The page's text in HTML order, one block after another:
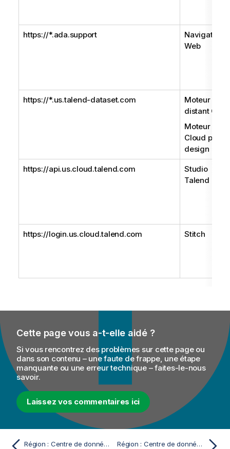
https://*.ada.support
Navigateur
Web
https://*.us.talend-dataset.com
Moteur
distant Gen2
Moteur
Cloud pour
design
https://api.us.cloud.talend.com
Studio
Talend
https://login.us.cloud.talend.com Stitch
Cette page vous a-t-elle aidé ?
Si vous rencontrez des problèmes sur cette page ou
dans son contenu – une faute de frappe, une étape
manquante ou une erreur technique – faites-le-nous
savoir.
Laissez vos commentaires ici
Région : Centre de données AWS Singapour Région : Centre de données Azure US West